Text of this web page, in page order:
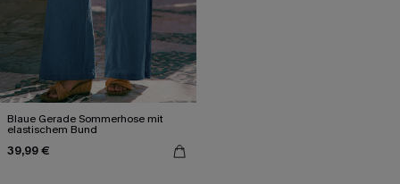
Blaue Gerade Sommerhose mit
elastischem Bund
39,99 €